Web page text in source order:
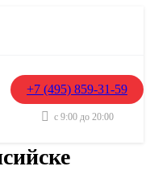
+7 (495) 859-31-59
с 9:00 до 20:00